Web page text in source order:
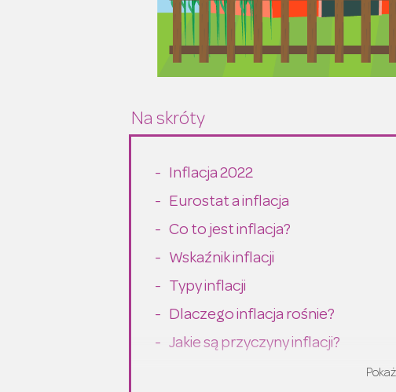
Inflacja 2022
Eurostat a inflacja
Co to jest inflacja?
Wskaźnik inflacji
Typy inflacji
Dlaczego inflacja rośnie?
Jakie są przyczyny inflacji?